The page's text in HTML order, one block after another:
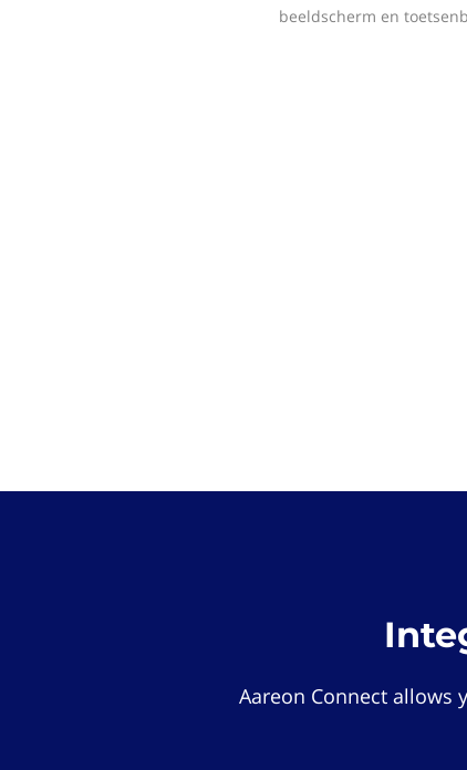
beeldscherm en
Aareon Connect allows